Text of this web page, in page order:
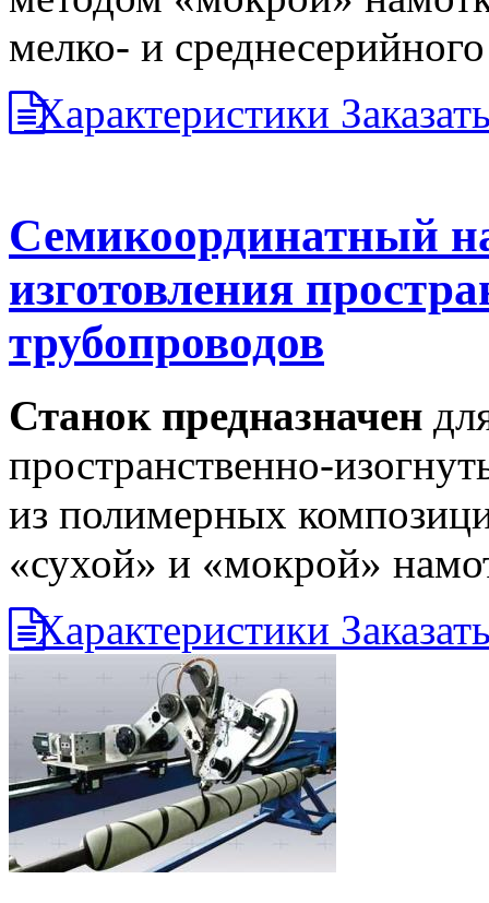
мелко- и
Характеристики
Семикоординатный
изготовления
трубопроводов
Станок предназначен
пространственно-
из полимерных
«сухой» и «мокрой»
Характеристики